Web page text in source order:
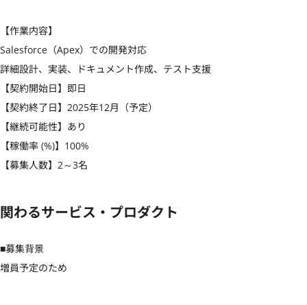
【作業内容】
Salesforce（Apex）での開発対応
詳細設計、実装、ドキュメント作成、テスト支援
【契約開始日】即日
【契約終了日】2025年12月（予定）
【継続可能性】あり
【稼働率 (%)】100%
【募集人数】2～3名
関わるサービス・プロダクト
■募集背景
増員予定のため